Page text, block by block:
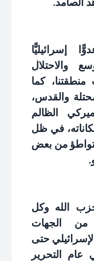
الصامد.
إسرائيليًّا
والاحتلال
كما
والقدس،
الظالم
في ظل
من بعض
.
الله وكل
من الجهات
حتى
التحرير